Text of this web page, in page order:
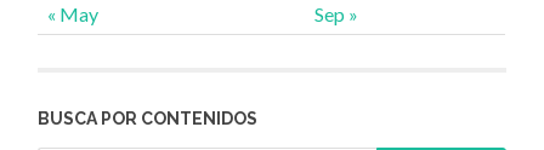
« May Sep »
BUSCA POR CONTENIDOS